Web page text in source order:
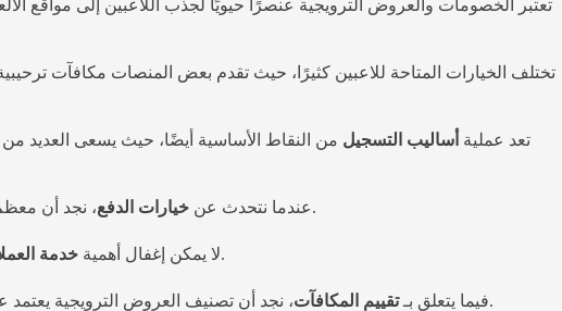
تعتبر الخصومات والعروض الترويجية عنصرًا حيويًا لجذب اللاعبين إلى
تختلف الخيارات المتاحة للاعبين كثيرًا، حيث تقدم بعض المنصات مكافآت
تعد عملية أساليب التسجيل من النقاط الأساسية أيضًا، حيث يسعى العديد
عندما نتحدث عن خيارات الدفع ، نجد أن معظم المنصات تركز على تقديم طرق متنوعة تضمن الراحة والأمان. هذا الجانب هام جداً للاعبين الذين يبحثون عن حماية بياناتهم المالية.
لا يمكن إغفال أهمية خدمة ، فهي جزء لا يتجزأ من تجربة المستخدم. توفر المواقع الجيدة دعمًا فنيًا مستمرًا وتجيب على استفسارات اللاعبين بسرعة وفعالية.
فيما يتعلق بـتقييم المكافآت ، نجد أن تصنيف العروض الترويجية يعتمد على مدى تنافسية كل عرض وقدرته على جذب اللاعبين. لذا، من المهم للمستخدمين أن يقيموا العروض بعناية قبل اجراء أي قرارات.